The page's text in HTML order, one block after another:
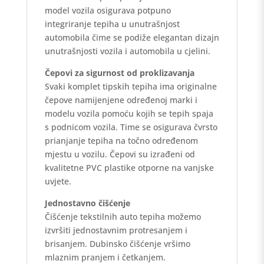
model vozila osigurava potpuno
integriranje tepiha u unutrašnjost
automobila čime se podiže elegantan dizajn
unutrašnjosti vozila i automobila u cjelini.
Čepovi za sigurnost od proklizavanja
Svaki komplet tipskih tepiha ima originalne
čepove namijenjene određenoj marki i
modelu vozila pomoću kojih se tepih spaja
s podnicom vozila. Time se osigurava čvrsto
prianjanje tepiha na točno određenom
mjestu u vozilu. Čepovi su izrađeni od
kvalitetne PVC plastike otporne na vanjske
uvjete.
Jednostavno čišćenje
Čišćenje tekstilnih auto tepiha možemo
izvršiti jednostavnim protresanjem i
brisanjem. Dubinsko čišćenje vršimo
mlaznim pranjem i četkanjem.